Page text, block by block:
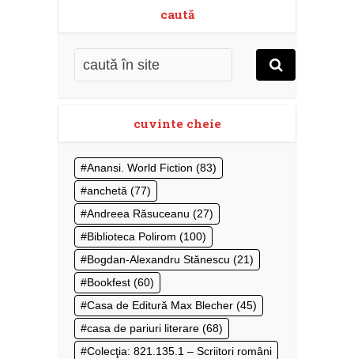
caută
cuvinte cheie
Anansi. World Fiction (83)
anchetă (77)
Andreea Răsuceanu (27)
Biblioteca Polirom (100)
Bogdan-Alexandru Stănescu (21)
Bookfest (60)
Casa de Editură Max Blecher (45)
casa de pariuri literare (68)
Colecţia: 821.135.1 – Scriitori români